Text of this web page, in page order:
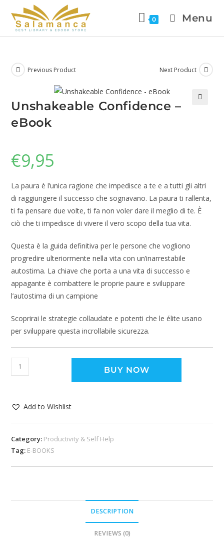
0 Menu
Previous Product Next Product
Unshakeable Confidence –
eBook
€9,95
La paura è l’unica ragione che impedisce a te e a tutti gli altri
di raggiungere il successo che sognavano. La paura ti rallenta,
ti fa pensare due volte, ti fa non voler dare il meglio di te. È
ciò che ti impedisce di vivere il vero scopo della tua vita.
Questa è la guida definitiva per le persone che vogliono
progredire ulteriormente nella vita con un’inarrestabile
autostima. La chiave che porta a una vita di successo e
appagante è combattere le proprie paure e sviluppare
l’autostima di un campione
Scoprirai le strategie collaudate e potenti che le élite usano
per sviluppare questa incrollabile sicurezza.
BUY NOW
Add to Wishlist
Category: Productivity & Self Help
Tag: E-BOOKS
DESCRIPTION
REVIEWS (0)